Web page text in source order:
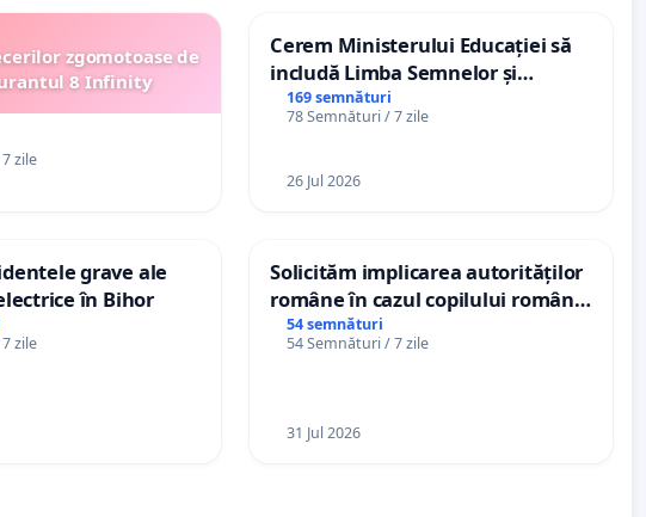
zgomotoase de
8 Infinity
zile
Cerem Ministerului Educației să
includă Limba Semnelor și
alfabetul Braille în școlile din
Republica Moldova!
169 semnături
78 Semnături / 7 zile
26 Jul 2026
grave ale
în Bihor
zile
Solicităm implicarea autorităților
române în cazul copilului român
Wiliam Kristian Gheorghe, aflat în
plasament în Danemarca de 12
54 semnături
54 Semnături / 7 zile
31 Jul 2026